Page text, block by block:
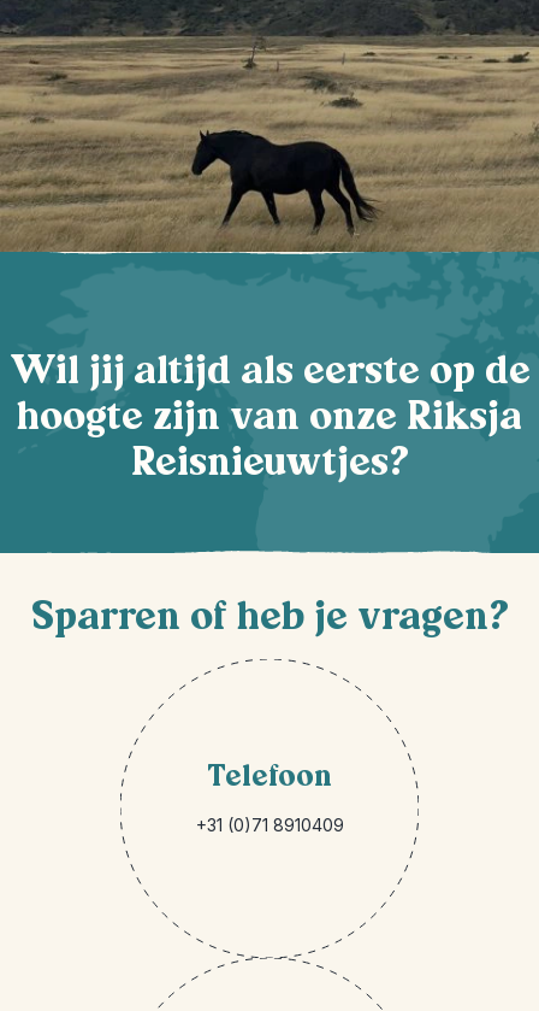
Wil jij altijd als eerste op de
hoogte zijn van onze Riksja
Reisnieuwtjes?
Sparren of heb je vragen?
Telefoon
+31 (0)71 8910409